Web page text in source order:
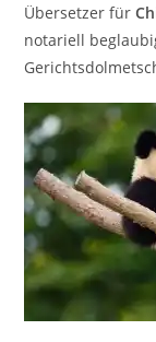
Übersetzer für
notariell